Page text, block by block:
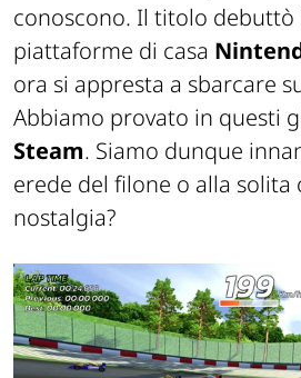
conoscono. Il titolo debuttò
piattaforme di casa
ora si appresta a sbarcare
Abbiamo provato in questi
Steam. Siamo dunque
erede del filone o alla solita
nostalgia?